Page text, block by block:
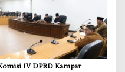
IV DPRD Kampar